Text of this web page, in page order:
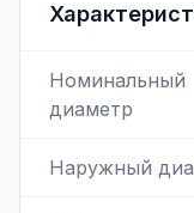
Номинальный
диаметр
Наружный